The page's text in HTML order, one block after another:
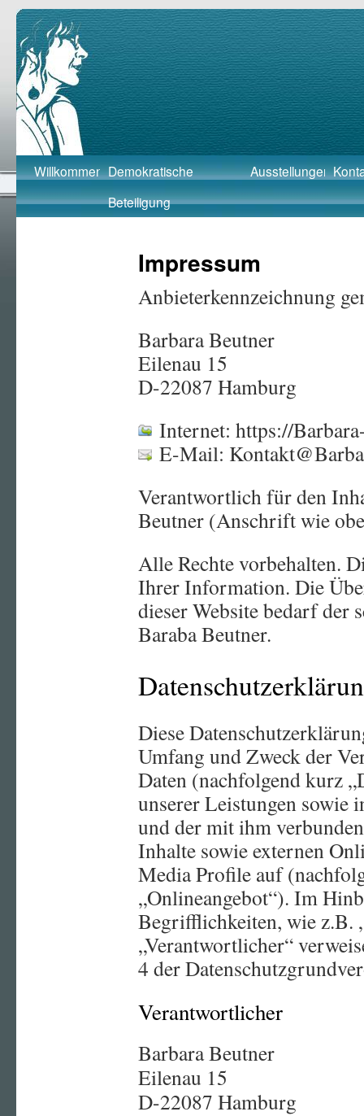
Barbara Beutner
Skip
to
Willkommen Demokratische
Beteiligung
Ausstellungen
Impressum
Anbieterkennzeichnung
Barbara Beutner
Eilenau 15
D-22087 Hamburg
Internet: https://
E-Mail:
Verantwortlich für den
Beutner (Anschrift wie
Alle Rechte vorbehalten.
Ihrer Information. Die
dieser Website bedarf
Baraba Beutner.
Diese
Umfang und Zweck der
Daten (nachfolgend kurz
unserer Leistungen sowie
und der mit ihm
Inhalte sowie externen
Media Profile auf
„Onlineangebot“). Im
Begrifflichkeiten, wie z.B.
„Verantwortlicher“
4 der
Verantwortlicher
Barbara Beutner
Eilenau 15
D-22087 Hamburg